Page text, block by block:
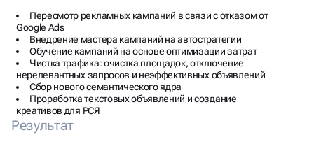
Пересмотр рекламных кампаний в связи с отказом от
Google Ads
Внедрение мастера кампаний на автостратегии
Обучение кампаний на основе оптимизации затрат
Чистка трафика: очистка площадок, отключение
нерелевантных запросов и неэффективных объявлений
Сбор нового семантического ядра
Проработка текстовых объявлений и создание
креативов для РСЯ
Результат